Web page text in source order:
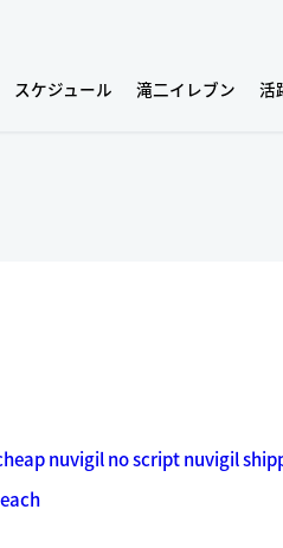
スケジュール 滝二イレブン 活
nuvigil no scriptnuvigil